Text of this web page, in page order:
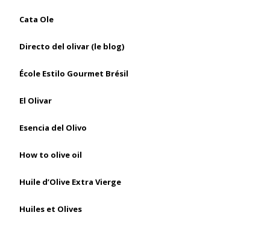
Cata Ole
Directo del olivar (le blog)
École Estilo Gourmet Brésil
El Olivar
Esencia del Olivo
How to olive oil
Huile d’Olive Extra Vierge
Huiles et Olives